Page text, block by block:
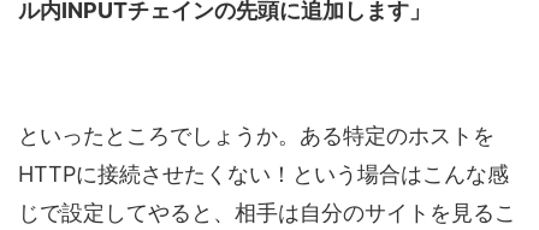
ル内INPUTチェインの先頭に追加します」
といったところでしょうか。ある特定のホストを
HTTPに接続させたくない！という場合はこんな感
じで設定してやると、相手は自分のサイトを見るこ